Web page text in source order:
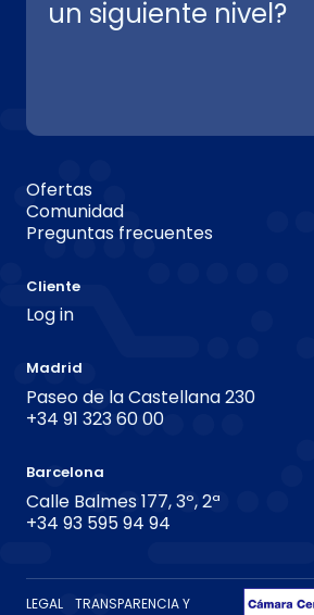
un siguiente nivel?
Ofertas
Comunidad
Preguntas frecuentes
Cliente
Log in
Madrid
Paseo de la Castellana 230
+34 91 323 60 00
Barcelona
Calle Balmes 177, 3º, 2ª
+34 93 595 94 94
LEGAL TRANSPARENCIA Y